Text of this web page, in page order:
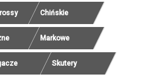
Chińskie
Markowe
Skutery